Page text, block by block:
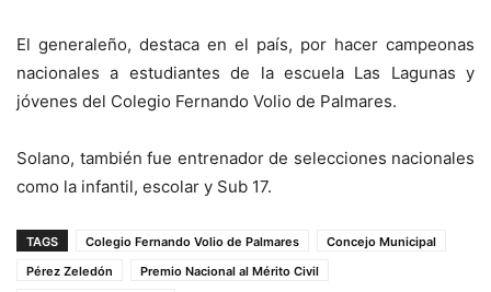
El generaleño, destaca en el país, por hacer campeonas
nacionales a estudiantes de la escuela Las Lagunas y
jóvenes del Colegio Fernando Volio de Palmares.
Solano, también fue entrenador de selecciones nacionales
como la infantil, escolar y Sub 17.
TAGS Colegio Fernando Volio de Palmares
Concejo Municipal
Pérez Zeledón
Premio Nacional al Mérito Civil